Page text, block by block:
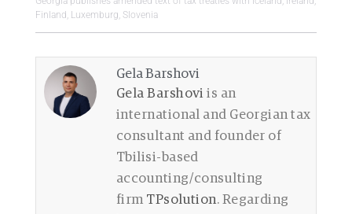
Finland, Luxemburg, Slovenia
Gela Barshovi
Gela Barshovi is an
international and Georgian tax
consultant and founder of
Tbilisi-based
accounting/consulting
firm TPsolution. Regarding